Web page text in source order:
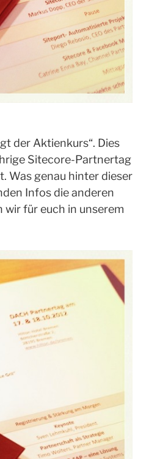
der Aktienkurs“. Dies
Sitecore-Partnertag
Was genau hinter dieser
Infos die anderen
wir für euch in unserem